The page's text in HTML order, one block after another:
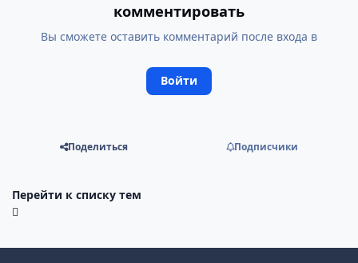
комментировать
Вы сможете оставить комментарий после входа в
Войти
Поделиться Подписчики
Перейти к списку тем